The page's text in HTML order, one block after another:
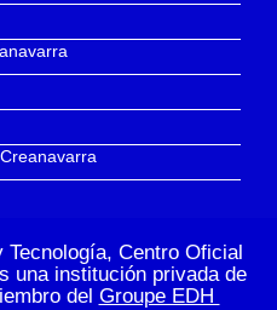
Centro Oficial
una institución privada de
del Groupe EDH